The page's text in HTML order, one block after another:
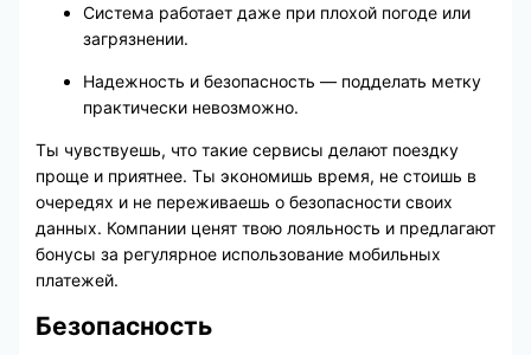
Система работает даже при плохой погоде или
загрязнении.
Надежность и безопасность — подделать метку
практически невозможно.
Ты чувствуешь, что такие сервисы делают поездку
проще и приятнее. Ты экономишь время, не стоишь в
очередях и не переживаешь о безопасности своих
данных. Компании ценят твою лояльность и предлагают
бонусы за регулярное использование мобильных
платежей.
Безопасность